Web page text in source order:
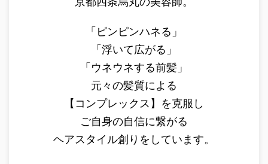
「ピンピンハネる」
「浮いて広がる」
「ウネウネする前髪」
元々の髪質による
【コンプレックス】を克服し
ご自身の自信に繋がる
ヘアスタイル創りをしています。